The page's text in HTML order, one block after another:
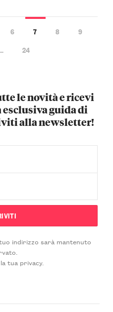
6 7 8
9
24
le novità e ricevi
guida di
alla newsletter!
indirizzo sarà mantenuto
tua privacy.